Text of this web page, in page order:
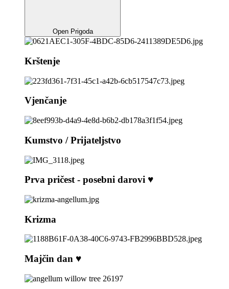
Open Prigoda
Krštenje
Vjenčanje
Kumstvo / Prijateljstvo
Prva pričest - posebni darovi ♥️
Krizma
Majčin dan ♥️